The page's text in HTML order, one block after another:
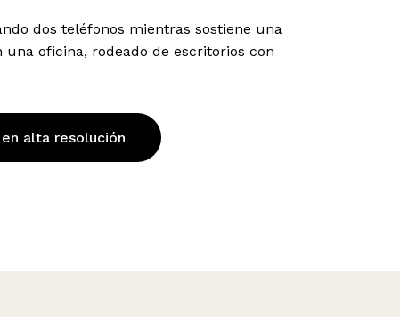
dos teléfonos mientras sostiene una
oficina, rodeado de escritorios con
alta resolución